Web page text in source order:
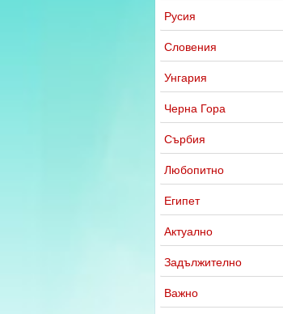
Русия
Словения
Унгария
Черна Гора
Сърбия
Любопитно
Египет
Актуално
Задължително
Важно